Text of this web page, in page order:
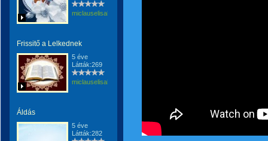
miclauselisabeta
Frissitő a Lelkednek
5 éve
Látták:269
miclauselisabeta
Áldás
5 éve
Látták:282